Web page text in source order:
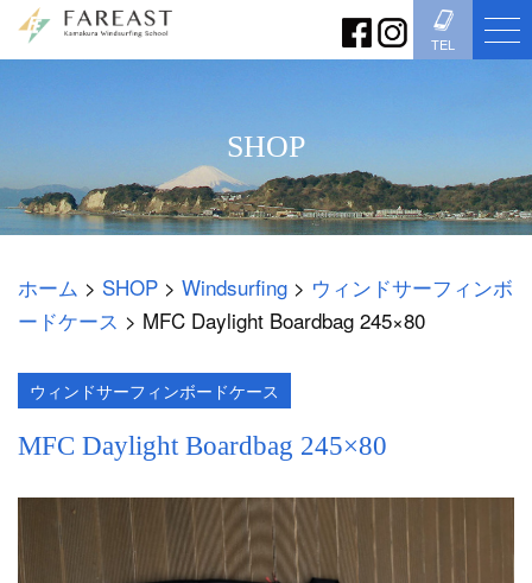
TEL
SHOP
ホーム > SHOP > Windsurfing > ウィンドサーフィンボ
ードケース > MFC Daylight Boardbag 245×80
ウィンドサーフィンボードケース
MFC Daylight Boardbag 245×80